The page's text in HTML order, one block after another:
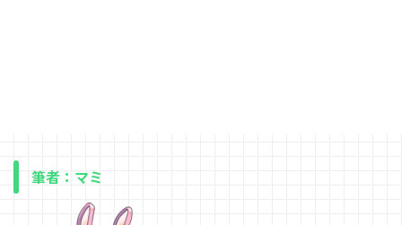
筆者：マミ